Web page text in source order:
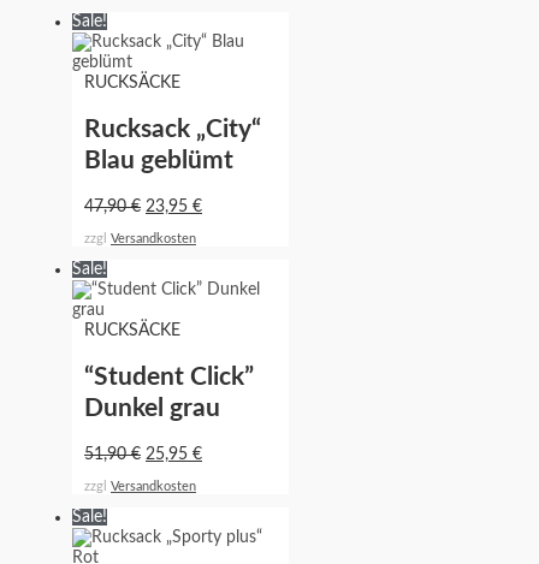
Sale!
RUCKSÄCKE
Rucksack „City“
Blau geblümt
47,90€ 23,95 €
zzgl Versandkosten
Sale!
RUCKSÄCKE
“Student Click”
Dunkel grau
51,90€ 25,95 €
zzgl Versandkosten
Sale!